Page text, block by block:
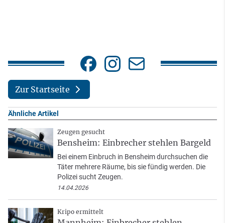
Zur Startseite
Ähnliche Artikel
Zeugen gesucht
Bensheim: Einbrecher stehlen Bargeld
Bei einem Einbruch in Bensheim durchsuchen die
Täter mehrere Räume, bis sie fündig werden. Die
Polizei sucht Zeugen.
14.04.2026
Kripo ermittelt